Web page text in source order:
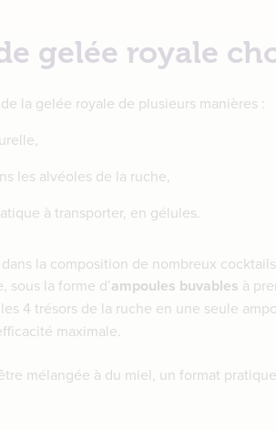
gelée royale
la gelée royale de plusieurs manières :
les alvéoles de la ruche,
à transporter, en gélules.
la composition de nombreux
sous la forme d’ampoules buvables à
4 trésors de la ruche en une seule
maximale.
mélangée à du miel, un format